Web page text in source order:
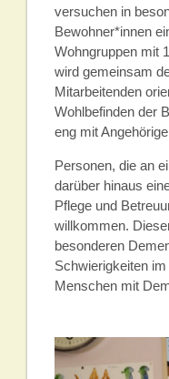
versuchen in
Bewohner*innen
Wohngruppen mit
wird gemeinsam
Mitarbeitenden
Wohlbefinden der
eng mit
Personen, die an
darüber hinaus
Pflege und
willkommen.
besonderen
Schwierigkeiten
Menschen mit